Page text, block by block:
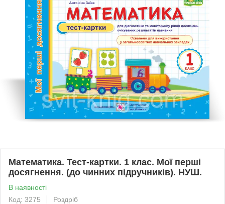
Математика. Тест-картки. 1 клас. Мої перші
досягнення. (до чинних підручників). НУШ.
В наявності
Код: 3275
Роздріб